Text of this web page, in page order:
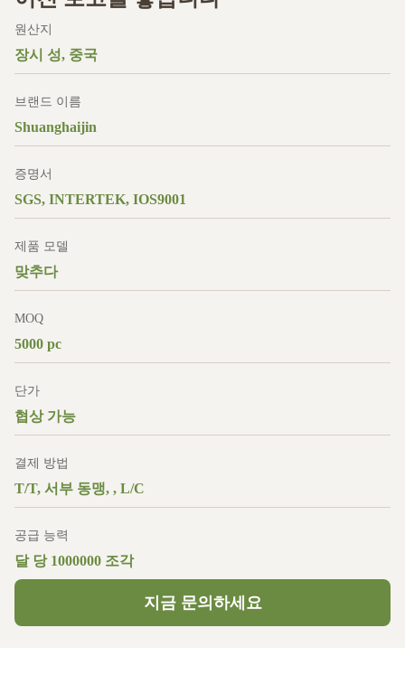
원산지
장시 성, 중국
브랜드 이름
Shuanghaijin
증명서
SGS, INTERTEK, IOS9001
제품 모델
맞추다
MOQ
5000 pc
단가
협상 가능
결제 방법
T/T, 서부 동맹, , L/C
공급 능력
달 당 1000000 조각
지금 문의하세요